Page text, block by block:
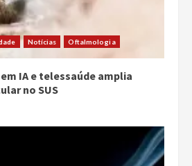
Notícias Oftalmologia
IA e telessaúde amplia
no SUS